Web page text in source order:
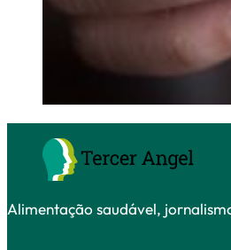
Alimentação saudável,